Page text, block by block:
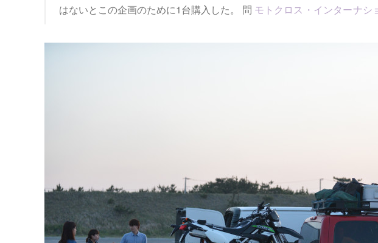
はないとこの企画のために1台購入した。 問 モトクロス・インターナシ